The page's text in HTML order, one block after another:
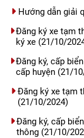
Hướng dẫn giải
Đăng ký xe tạm
ký xe (21/10/
Đăng ký, cấp
cấp huyện(21/
Đăng ký xe tạm
(21/10/2024)
Đăng ký, cấp
thông(21/10/